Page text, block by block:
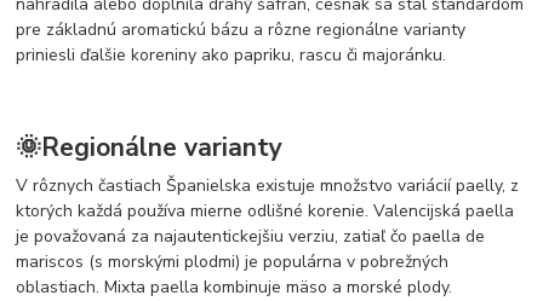
pre základnú aromatickú bázu a rôzne regionálne varianty
priniesli ďalšie koreniny ako papriku, rascu či majoránku.
🌞Regionálne varianty
V rôznych častiach Španielska existuje množstvo variácií paelly, z
ktorých každá používa mierne odlišné korenie. Valencijská paella
je považovaná za najautentickejšiu verziu, zatiaľ čo paella de
mariscos (s morskými plodmi) je populárna v pobrežných
oblastiach. Mixta paella kombinuje mäso a morské plody.